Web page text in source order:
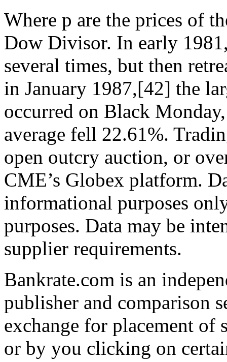
Where p are the prices of
Dow Divisor. In early
several times, but then
in January 1987,[42] the
occurred on Black
average fell 22.61%.
open outcry auction, or
CME’s Globex platform.
informational purposes
purposes. Data may be
supplier requirements.
Bankrate.com is an
publisher and comparison
exchange for placement of
or by you clicking on